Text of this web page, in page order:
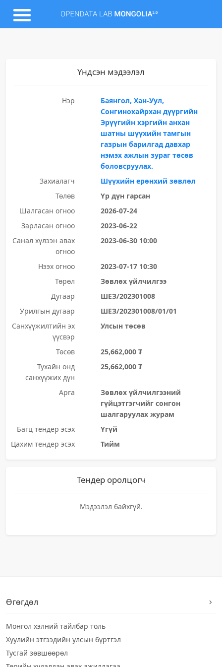
Үндсэн мэдээлэл
Нэр
Баянгол, Хан-Уул,
Сонгинохайрхан дүүргийн
Эрүүгийн хэргийн анхан
шатны шүүхийн тамгын
газрын барилгад давхар
нэмэх ажлын зураг төсөв
боловсруулах.
Захиалагч
Шүүхийн ерөнхий зөвлөл
Төлөв
Үр дүн гарсан
Шалгасан огноо
2026-07-24
Зарласан огноо
2023-06-22
Санал хүлээн авах
огноо
2023-06-30 10:00
Нээх огноо
2023-07-17 10:30
Төрөл
Зөвлөх үйлчилгээ
Дугаар
ШЕЗ/202301008
Урилгын дугаар
ШЕЗ/202301008/01/01
Санхүүжилтийн эх
үүсвэр
Улсын төсөв
Төсөв
25,662,000 ₮
Тухайн онд
санхүүжих дүн
25,662,000 ₮
Арга
Зөвлөх үйлчилгээний
гүйцэтгэгчийг сонгон
шалгаруулах журам
Багц тендер эсэх
Үгүй
Цахим тендер эсэх
Тийм
Тендер оролцогч
Мэдээлэл байхгүй.
Өгөгдөл
Монгол хэлний тайлбар толь
Хуулийн этгээдийн улсын бүртгэл
Тусгай зөвшөөрөл